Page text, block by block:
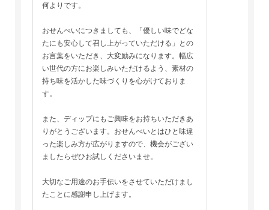
何よりです。
おせんべいにつきましても、「優しい味でどな
たにも安心して召し上がっていただける」との
お言葉をいただき、大変励みになります。幅広
い世代の方にお楽しみいただけるよう、素材の
持ち味を活かした味づくりを心がけておりま
す。
また、ディップにもご興味をお持ちいただきあ
りがとうございます。おせんべいとはひと味違
った楽しみ方が広がりますので、機会がござい
ましたらぜひお試しくださいませ。
大切なご用途のお手伝いをさせていただけまし
たことに感謝申し上げます。